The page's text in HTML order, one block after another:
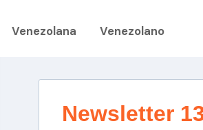
Venezolana Venezolano
Newsletter